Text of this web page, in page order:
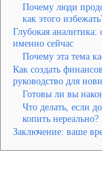
Почему люди
как этого
Глубокая
именно сейчас
Почему эта тема
Как создать
руководство для
Готовы ли вы
Что делать, если
копить нереально?
Заключение: ваше